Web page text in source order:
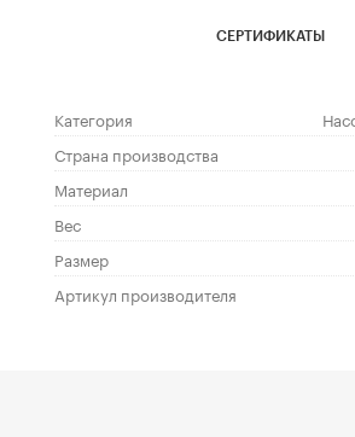
СЕРТИФИКАТЫ
Категория
Страна производства
Материал
Вес
Размер
Артикул производителя